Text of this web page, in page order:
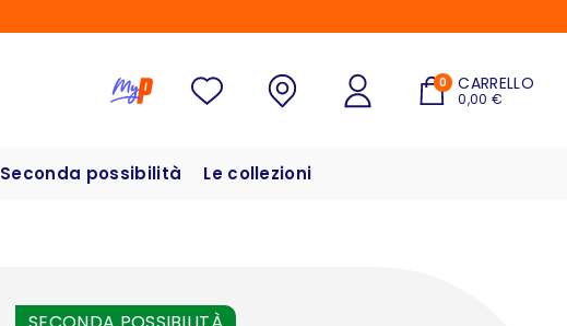
0 CARRELLO
0,00 €
Seconda possibilità Le collezioni